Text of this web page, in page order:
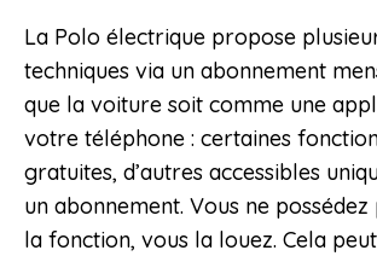
La Polo électrique propose
techniques via un abonnement
que la voiture soit comme une
votre téléphone : certaines
gratuites, d’autres accessibles
un abonnement. Vous ne
la fonction, vous la louez. Cela